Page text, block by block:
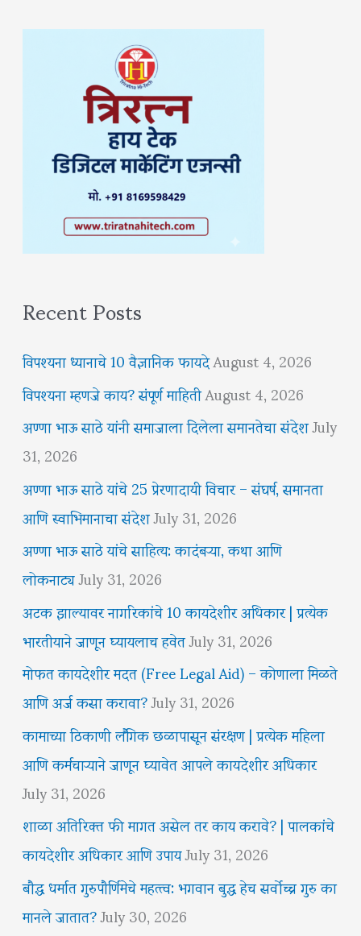
Recent Posts
विपश्यना ध्यानाचे 10 वैज्ञानिक फायदेAugust 4, 2026
विपश्यना म्हणजे काय? संपूर्ण माहितीAugust 4, 2026
अण्णा भाऊ साठे यांनी समाजाला दिलेला समानतेचा संदेशJuly
31, 2026
अण्णा भाऊ साठे यांचे 25 प्रेरणादायी विचार – संघर्ष, समानता
आणि स्वाभिमानाचा संदेशJuly 31, 2026
अण्णा भाऊ साठे यांचे साहित्य: कादंबऱ्या, कथा आणि
लोकनाट्यJuly 31, 2026
अटक झाल्यावर नागरिकांचे 10 कायदेशीर अधिकार | प्रत्येक
भारतीयाने जाणून घ्यायलाच हवेतJuly 31, 2026
मोफत कायदेशीर मदत (Free Legal Aid) – कोणाला मिळते
आणि अर्ज कसा करावा?July 31, 2026
कामाच्या ठिकाणी लैंगिक छळापासून संरक्षण | प्रत्येक महिला
आणि कर्मचाऱ्याने जाणून घ्यावेत आपले कायदेशीर अधिकार
July 31, 2026
शाळा अतिरिक्त फी मागत असेल तर काय करावे? | पालकांचे
कायदेशीर अधिकार आणि उपायJuly 31, 2026
बौद्ध धर्मात गुरुपौर्णिमेचे महत्त्व: भगवान बुद्ध हेच सर्वोच्च गुरु का
मानले जातात?July 30, 2026